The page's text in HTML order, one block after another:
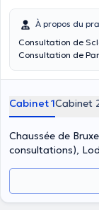
À propos du
Consultation de
Consultation de
Cabinet 1Cabinet
Chaussée de
consultations),